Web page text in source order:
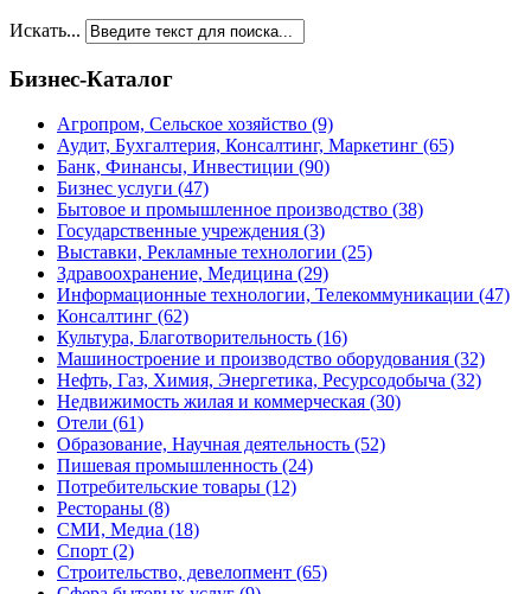
Искать...
Бизнес-Каталог
Агропром, Сельское хозяйство (9)
Аудит, Бухгалтерия, Консалтинг, Маркетинг (65)
Банк, Финансы, Инвестиции (90)
Бизнес услуги (47)
Бытовое и промышленное производство (38)
Государственные учреждения (3)
Выставки, Рекламные технологии (25)
Здравоохранение, Медицина (29)
Информационные технологии, Телекоммуникации (47)
Консалтинг (62)
Культура, Благотворительность (16)
Машиностроение и производство оборудования (32)
Нефть, Газ, Химия, Энергетика, Ресурсодобыча (32)
Недвижимость жилая и коммерческая (30)
Отели (61)
Образование, Научная деятельность (52)
Пишевая промышленность (24)
Потребительские товары (12)
Рестораны (8)
СМИ, Медиа (18)
Спорт (2)
Строительство, девелопмент (65)